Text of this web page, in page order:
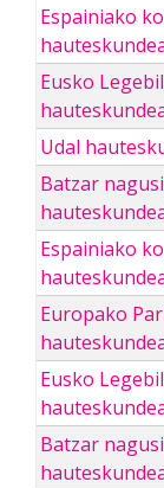
Espainiako
Eusko
Udal
Batzar
Espainiako
Europako
Eusko
Batzar